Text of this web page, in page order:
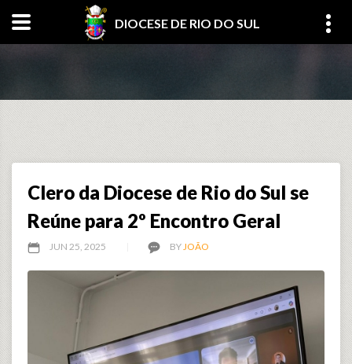
DIOCESE DE RIO DO SUL
Clero da Diocese de Rio do Sul se
Reúne para 2º Encontro Geral
JUN 25, 2025 BYJOÃO